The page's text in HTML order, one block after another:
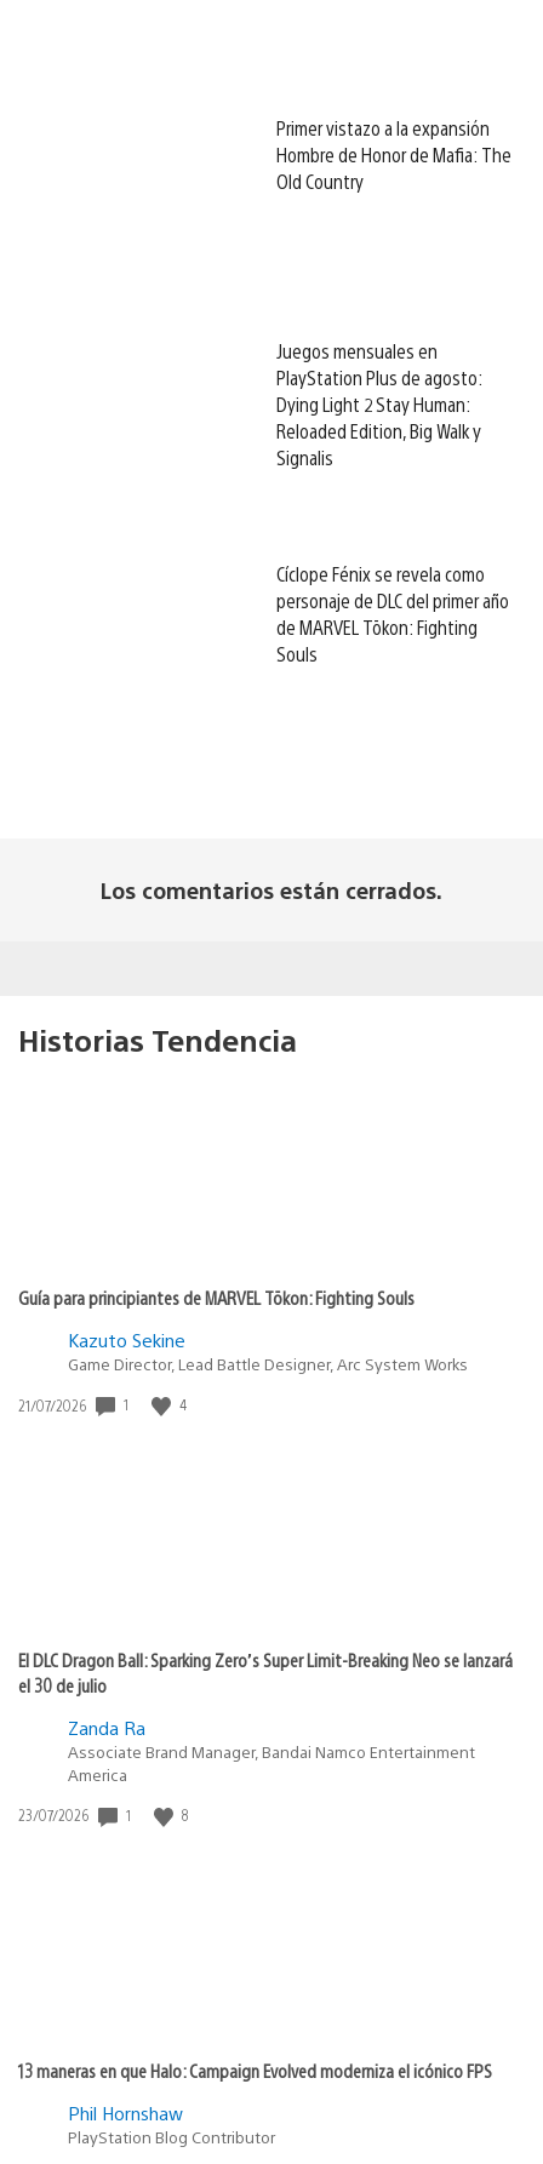
Primer vistazo a la expansión
Hombre de Honor de Mafia: The
Old Country
Juegos mensuales en
PlayStation Plus de agosto:
Dying Light 2 Stay Human:
Reloaded Edition, Big Walk y
Signalis
Cíclope Fénix se revela como
personaje de DLC del primer año
de MARVEL Tōkon: Fighting
Souls
Los comentarios están cerrados.
Historias Tendencia
Guía para principiantes de MARVEL Tōkon: Fighting Souls
Kazuto Sekine
Game Director, Lead Battle Designer, Arc System Works
Fecha
21/07/2026 1 4
El DLC Dragon Ball: Sparking Zero’s Super Limit-Breaking Neo se lanzará
el 30 de julio
Zanda Ra
Associate Brand Manager, Bandai Namco Entertainment
America
Fecha
23/07/2026 1 8
13 maneras en que Halo: Campaign Evolved moderniza el icónico FPS
Phil Hornshaw
PlayStation Blog Contributor